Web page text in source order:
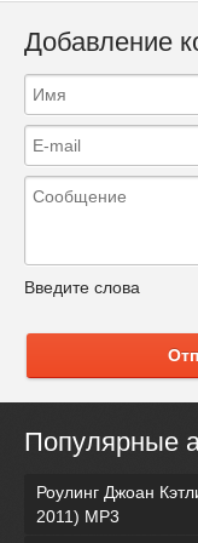
Добавление
Введите слова
Популярные
Роулинг Джоан
2011) MP3